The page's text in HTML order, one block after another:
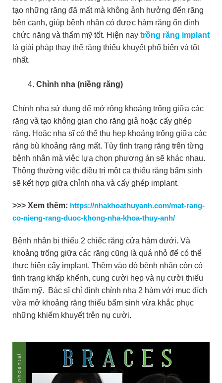
tạo những răng đã mất mà không ảnh hưởng đến răng
bên cạnh, giúp bệnh nhân có được hàm răng ổn định
chức năng và thẩm mỹ tốt. Hiện nay trồng răng implant
là giải pháp thay thế răng thiếu khuyết phổ biến và tốt
nhất.
Chỉnh nha (niềng răng)
Chỉnh nha sử dụng để mở rộng khoảng trống giữa các
răng và tạo không gian cho răng giả hoặc cấy ghép
răng. Hoặc nha sĩ có thể thu hẹp khoảng trống giữa các
răng bù khoảng răng mất. Tùy tình trạng răng trên từng
bệnh nhân mà việc lựa chọn phương án sẽ khác nhau.
Thông thường việc điều trị một ca thiếu răng bẩm sinh
sẽ kết hợp giữa chỉnh nha và cấy ghép implant.
>>> Xem thêm: https://nhakhoathuyanh.com/mat-rang-
co-nieng-rang-duoc-khong-nha-khoa-thuy-anh/
Bệnh nhân bị thiếu 2 chiếc răng cửa hàm dưới. Và
khoảng trống giữa các răng cũng là quá nhỏ để có thể
thực hiện cấy implant. Thêm vào đó bệnh nhân còn có
tình trạng khấp khểnh, cung cười hẹp và nụ cười thiếu
thẩm mỹ. Bác sĩ chỉ định chỉnh nha 2 hàm với mục đích
vừa mở khoảng răng thiếu bẩm sinh vừa khắc phục
những khiếm khuyết trên nụ cười.